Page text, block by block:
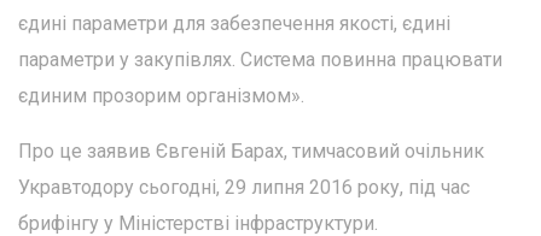
єдині параметри для забезпечення якості, єдині
параметри у закупівлях. Система повинна працювати
єдиним прозорим організмом».
Про це заявив Євгеній Барах, тимчасовий очільник
Укравтодору сьогодні, 29 липня 2016 року, під час
брифінгу у Міністерстві інфраструктури.